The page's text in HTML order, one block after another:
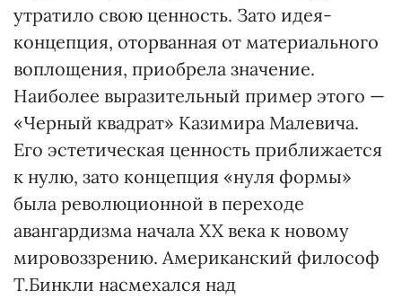
утратило свою ценность. Зато идея-
концепция, оторванная от материального
воплощения, приобрела значение.
Наиболее выразительный пример этого —
«Черный квадрат» Казимира Малевича.
Его эстетическая ценность приближается
к нулю, зато концепция «нуля формы»
была революционной в переходе
авангардизма начала XX века к новому
мировоззрению. Американский философ
Т.Бинкли насмехался над